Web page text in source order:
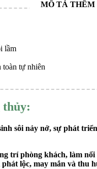
lầm
toàn tự nhiên
thủy:
sôi nảy nở, sự phát
phòng khách, làm
lộc, may mắn và thu